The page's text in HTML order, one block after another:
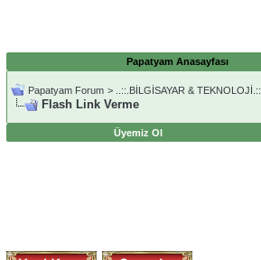
Papatyam Anasayfası
Papatyam Forum > ..::.BİLGİSAYAR & TEKNOLOJİ.::.
Flash Link Verme
Üyemiz Ol